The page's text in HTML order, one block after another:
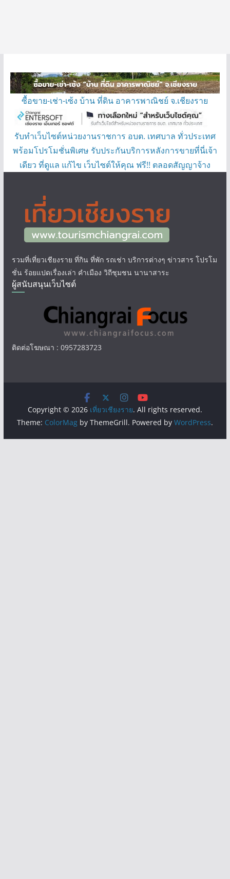
ซื้อขาย-เช่า-เซ้ง บ้าน ที่ดิน อาคารพาณิชย์ จ.เชียงราย
รับทำเว็บไซต์หน่วยงานราชการ อบต. เทศบาล ทั่วประเทศ
พร้อมโปรโมชั่นพิเศษ รับประกันบริการหลังการขายที่นี่เจ้า
เดียว ที่ดูแล แก้ไข เว็บไซต์ให้คุณ ฟรี!! ตลอดสัญญาจ้าง
รวมที่เที่ยวเชียงราย ที่กิน ที่พัก รถเช่า บริการต่างๆ ข่าวสาร โปรโม
ชั่น ร้อยแปดเรื่องเล่า คำเมือง วิถีชุมชน นานาสาระ
ผู้สนับสนุนเว็บไซต์
ติดต่อโฆษณา : 0957283723
Copyright © 2026 เที่ยวเชียงราย. All rights reserved.
Theme: ColorMagby ThemeGrill. Powered by WordPress.